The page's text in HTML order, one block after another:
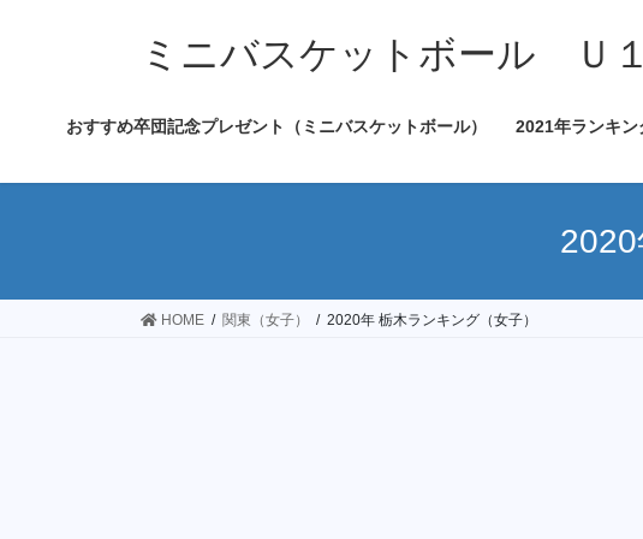
ス
ン
ミニバスケットボール Ｕ
おすすめ卒団記念プレゼント（ミニバスケットボール） 2021年ランキン
2020
HOME 関東（女子） 2020年 栃木ランキング（女子）